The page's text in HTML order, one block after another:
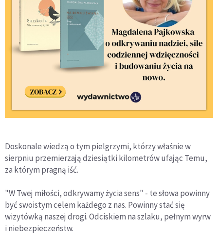
Doskonale wiedzą o tym pielgrzymi, którzy właśnie w
sierpniu przemierzają dziesiątki kilometrów ufając Temu,
za którym pragną iść.
"W Twej miłości, odkrywamy życia sens" - te słowa powinny
być swoistym celem każdego z nas. Powinny stać się
wizytówką naszej drogi. Odciskiem na szlaku, pełnym wyrw
i niebezpieczeństw.